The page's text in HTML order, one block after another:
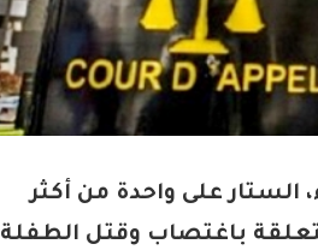
الستار على واحدة من أكثر
باغتصاب وقتل الطفلة